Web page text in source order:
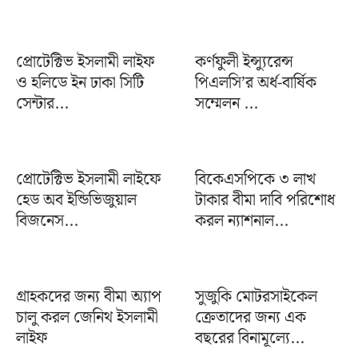
প্রোটেক্টিভ ইসলামী লাইফ
ও হলিডে ইন ঢাকা সিটি
সেন্টার...
কর্ণফুলী ইন্স্যুরেন্স
পিএলসি’র অর্ধ-বার্ষিক
সম্মেলন ...
প্রোটেক্টিভ ইসলামী লাইফে
হেড অব ইন্ডিভিজুয়াল
বিজনেস...
বিকেএসপিকে ৩ লাখ
টাকার বীমা দাবি পরিশোধ
করল ন্যাশনাল...
গ্রাহকদের জন্য বীমা অ্যাপ
চালু করল জেনিথ ইসলামী
লাইফ
সুজুকি মোটরসাইকেল
ক্রেতাদের জন্য এক
বছরের বিনামূল্যে...